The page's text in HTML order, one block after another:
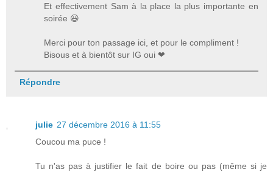
Et effectivement Sam à la place la plus importante en
soirée 😃
Merci pour ton passage ici, et pour le compliment !
Bisous et à bientôt sur IG oui ❤
Répondre
julie 27 décembre 2016 à 11:55
Coucou ma puce !
Tu n'as pas à justifier le fait de boire ou pas (même si je